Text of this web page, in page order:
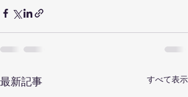
最新記事 すべて表示